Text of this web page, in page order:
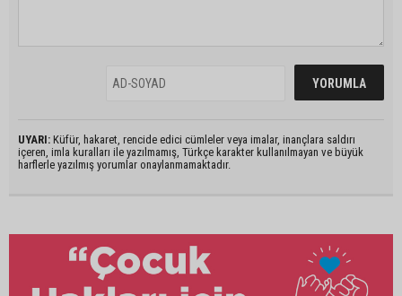
UYARI: Küfür, hakaret, rencide edici cümleler veya imalar, inançlara saldırı
içeren, imla kuralları ile yazılmamış, Türkçe karakter kullanılmayan ve büyük
harflerle yazılmış yorumlar onaylanmamaktadır.